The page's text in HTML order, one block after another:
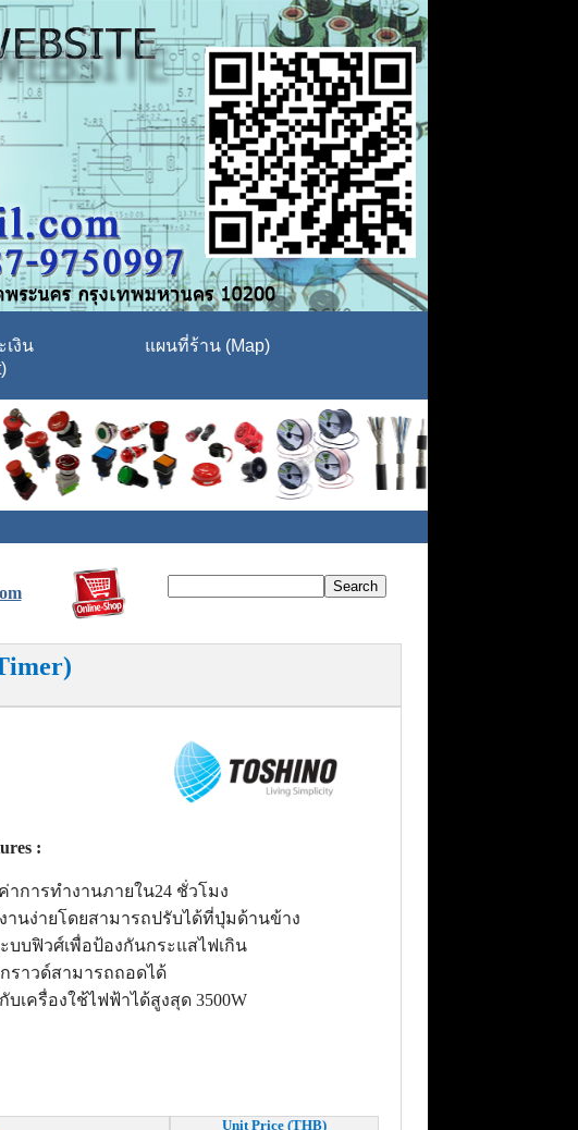
เงิน
แผนที่ร้าน (Map)
:
าการทำงานภายใน24 ชั่วโมง
งานง่ายโดยสามารถปรับได้ที่ปุ่มด้านข้าง
ะบบฟิวศ์เพื่อป้องกันกระแสไฟเกิน
กราวด์สามารถถอดได้
บเครื่องใช้ไฟฟ้าได้สูงสุด 3500W
Unit Price (THB)